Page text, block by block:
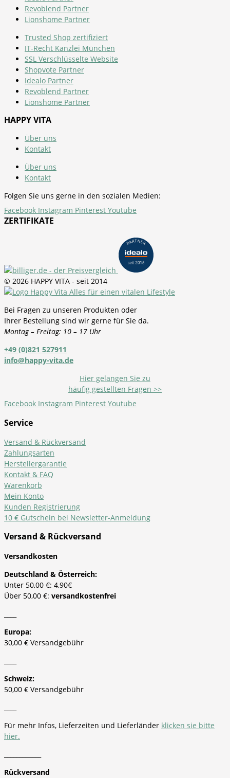
Revoblend Partner
Lionshome Partner
Trusted Shop zertifiziert
IT-Recht Kanzlei München
SSL Verschlüsselte Website
Shopvote Partner
Idealo Partner
Revoblend Partner
Lionshome Partner
HAPPY VITA
Über uns
Kontakt
Über uns
Kontakt
Folgen Sie uns gerne in den sozialen Medien:
Facebook Instagram Pinterest Youtube
ZERTIFIKATE
© 2026 HAPPY VITA - seit 2014
Bei Fragen zu unseren Produkten oder
Ihrer Bestellung sind wir gerne für Sie da.
Montag – Freitag: 10 – 17 Uhr
+49 (0)821 527911
info@happy-vita.de
Hier gelangen Sie zu
häufig gestellten Fragen >>
Facebook Instagram Pinterest Youtube
Service
Versand & Rückversand
Zahlungsarten
Herstellergarantie
Kontakt & FAQ
Warenkorb
Mein Konto
Kunden Registrierung
10 € Gutschein bei Newsletter-Anmeldung
Versand & Rückversand
Versandkosten
Deutschland & Österreich:
Unter 50,00 €: 4,90€
Über 50,00 €: versandkostenfrei
Europa:
30,00 € Versandgebühr
Schweiz:
50,00 € Versandgebühr
Für mehr Infos, Lieferzeiten und Lieferländer klicken sie bitte
hier.
Rückversand